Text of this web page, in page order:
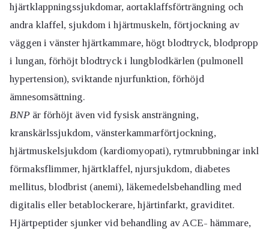
hjärtklappningssjukdomar, aortaklaffsförträngning och
andra klaffel, sjukdom i hjärtmuskeln, förtjockning av
väggen i vänster hjärtkammare, högt blodtryck, blodpropp
i lungan, förhöjt blodtryck i lungblodkärlen (pulmonell
hypertension), sviktande njurfunktion, förhöjd
ämnesomsättning.
BNP är förhöjt även vid fysisk ansträngning,
kranskärlssjukdom, vänsterkammarförtjockning,
hjärtmuskelsjukdom (kardiomyopati), rytmrubbningar inkl
förmaksflimmer, hjärtklaffel, njursjukdom, diabetes
mellitus, blodbrist (anemi), läkemedelsbehandling med
digitalis eller betablockerare, hjärtinfarkt, graviditet.
Hjärtpeptider sjunker vid behandling av ACE- hämmare,